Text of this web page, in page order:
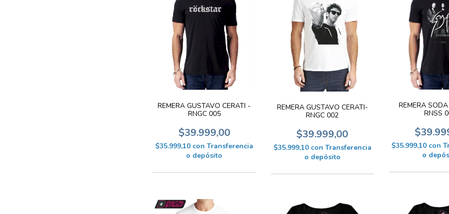
REMERA GUSTAVO CERATI -
RNGC 005
$39.999,00
$35.999,10 con Transferencia
o depósito
REMERA GUSTAVO CERATI-
RNGC 002
$39.999,00
$35.999,10 con Transferencia
o depósito
REMERA
RNSS
$35.999,10 con
o